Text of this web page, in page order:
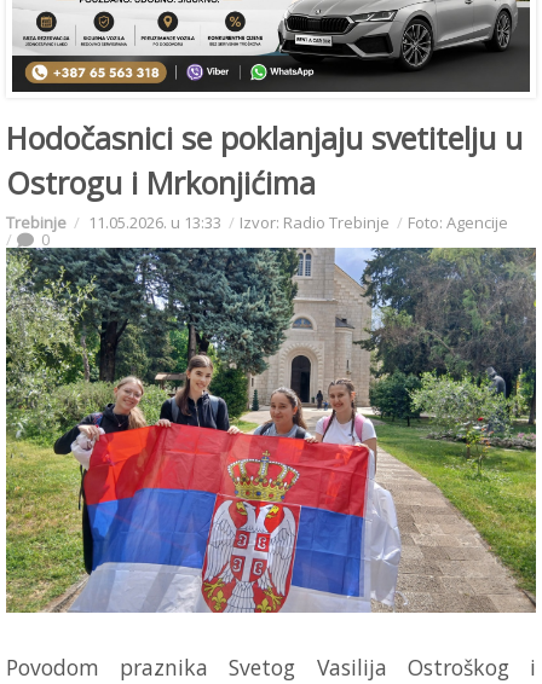
Hodočasnici se poklanjaju svetitelju u
Ostrogu i Mrkonjićima
Trebinje 11.05.2026. u 13:33 Izvor: Radio Trebinje Foto: Agencije
0
Povodom praznika Svetog Vasilija Ostroškog i